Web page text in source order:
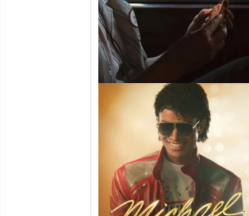
Michael Torrent (2026) WEB-
DL 1080p/4K Dual Áudio